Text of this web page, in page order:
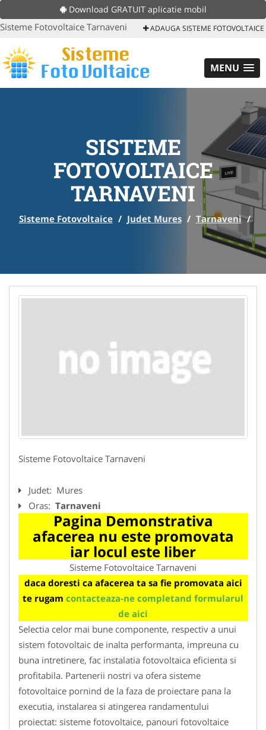
Download GRATUIT aplicatie mobil
Sisteme Fotovoltaice Tarnaveni ADAUGA SISTEME FOTOVOLTAICE
MENU
SISTEME
FOTOVOLTAICE
TARNAVENI
Sisteme Fotovoltaice / Judet Mures / Tarnaveni /
Sisteme Fotovoltaice Tarnaveni
Judet: Mures
Oras: Tarnaveni
Pagina Demonstrativa
afacerea nu este promovata
iar locul este liber
Sisteme Fotovoltaice Tarnaveni
daca doresti ca afacerea ta sa fie promovata aici
te rugam contacteaza-ne completand formularul
de aici
Selectia celor mai bune componente, respectiv a unui
sistem fotovoltaic de inalta performanta, impreuna cu
buna intretinere, fac instalatia fotovoltaica eficienta si
profitabila. Partenerii nostri va ofera sisteme
fotovoltaice pornind de la faza de proiectare pana la
executia, instalarea si atingerea randamentului
proiectat: sisteme fotovoltaice, panouri fotovoltaice